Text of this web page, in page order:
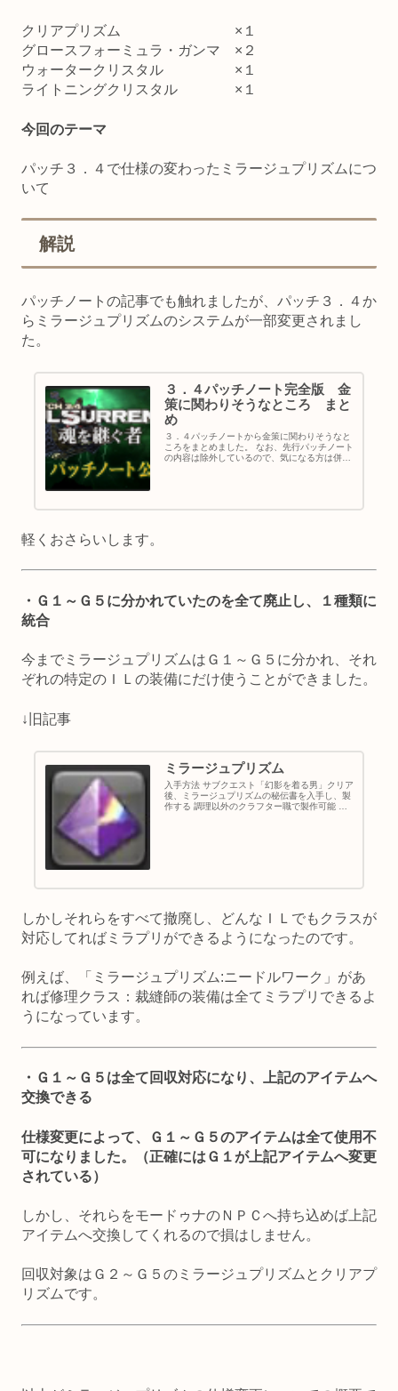
クリアプリズム ×１
グロースフォーミュラ・ガンマ ×２
ウォータークリスタル ×１
ライトニングクリスタル ×１
今回のテーマ
パッチ３．４で仕様の変わったミラージュプリズムにつ
いて
解説
パッチノートの記事でも触れましたが、パッチ３．４か
らミラージュプリズムのシステムが一部変更されまし
た。
３．４パッチノート完全版 金
策に関わりそうなところ まと
め
３．４パッチノートから金策に関わりそうなと
ころをまとめました。 なお、先行パッチノート
の内容は除外しているので、気になる方は併せ
軽くおさらいします。
・Ｇ１～Ｇ５に分かれていたのを全て廃止し、１種類に
統合
今までミラージュプリズムはＧ１～Ｇ５に分かれ、それ
ぞれの特定のＩＬの装備にだけ使うことができました。
↓旧記事
ミラージュプリズム
入手方法 サブクエスト「幻影を着る男」クリア
後、ミラージュプリズムの秘伝書を入手し、製
作する 調理以外のクラフター職で製作可能 今
しかしそれらをすべて撤廃し、どんなＩＬでもクラスが
対応してればミラプリができるようになったのです。
例えば、「ミラージュプリズム:ニードルワーク」があ
れば修理クラス：裁縫師の装備は全てミラプリできるよ
うになっています。
・Ｇ１～Ｇ５は全て回収対応になり、上記のアイテムへ
交換できる
仕様変更によって、Ｇ１～Ｇ５のアイテムは全て使用不
可になりました。（正確にはＧ１が上記アイテムへ変更
されている）
しかし、それらをモードゥナのＮＰＣへ持ち込めば上記
アイテムへ交換してくれるので損はしません。
回収対象はＧ２～Ｇ５のミラージュプリズムとクリアプ
リズムです。